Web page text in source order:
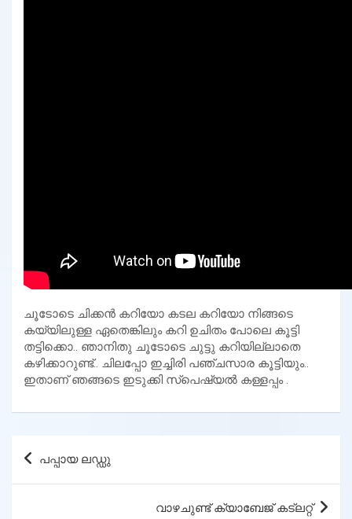
ചൂടോടെ ചിക്കൻ കറിയോ കടല കറിയോ നിങ്ങടെ
കയ്യിലുള്ള ഏതെങ്കിലും കറി ഉചിതം പോലെ കൂട്ടി
തട്ടിക്കൊ.. ഞാനിതു ചൂടോടെ ചുട്ടു കറിയില്ലാതെ
കഴിക്കാറുണ്ട്.. ചിലപ്പോ ഇച്ചിരി പഞ്ചസാര കൂട്ടിയും..
ഇതാണ് ഞങ്ങടെ ഇടുക്കി സ്പെഷ്യൽ കള്ളപ്പം .
Post
navigation
പപ്പായ ലഡ്ഡു
വാഴചുണ്ട് ക്യാബേജ് കട്ലറ്റ്